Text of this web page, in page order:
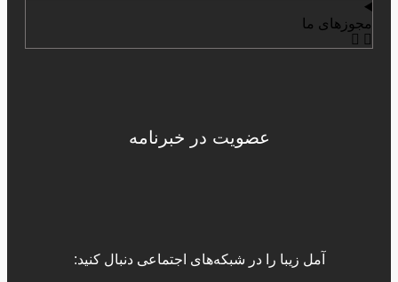
مجوزهای ما
عضویت در خبرنامه
آمل زیبا را در شبکه‌های اجتماعی دنبال کنید: